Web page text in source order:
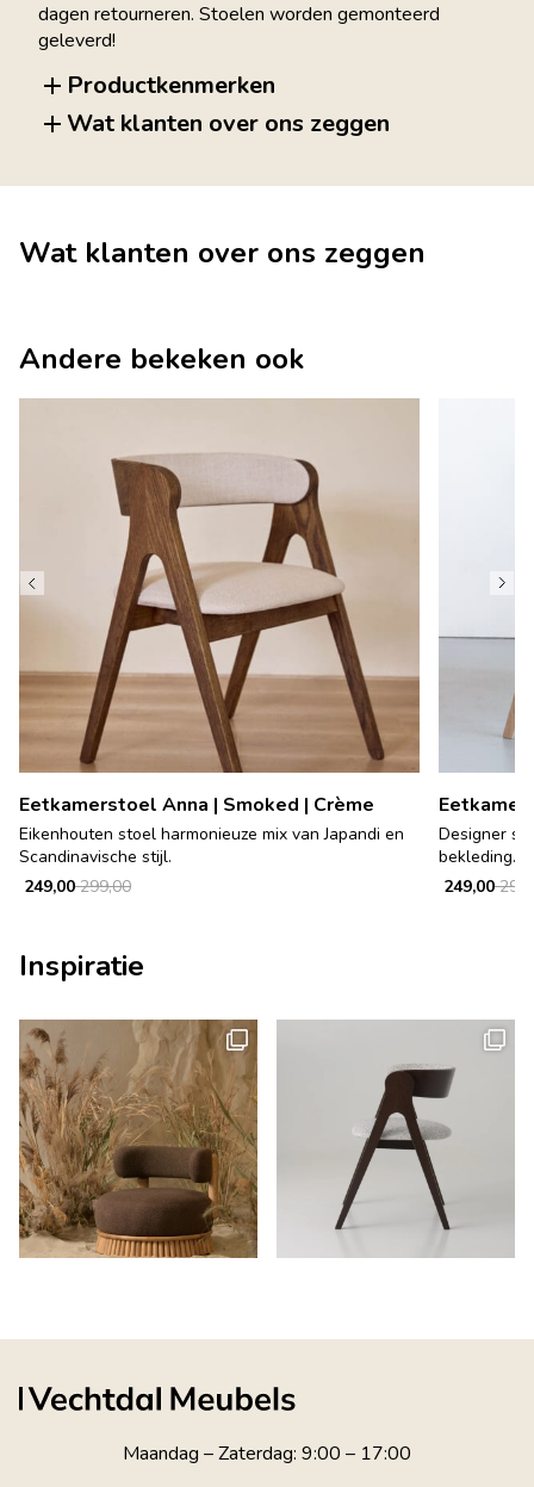
dagen retourneren. Stoelen worden gemonteerd
geleverd!
Productkenmerken
Wat klanten over ons zeggen
Wat klanten over ons zeggen
Andere bekeken ook
Eetkamerstoel Anna | Smoked | Crème
Eikenhouten stoel harmonieuze mix van Japandi en
Scandinavische stijl.
299,00
249,00
Designer
bekleding.
249,00
Inspiratie
Maandag – Zaterdag: 9:00 – 17:00